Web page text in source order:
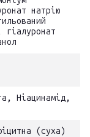
натрію
гіалуронат
Ніацинамід,
(суха)